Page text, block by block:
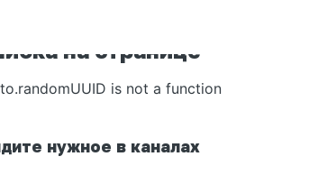
на странице
is not a function
нужное в каналах